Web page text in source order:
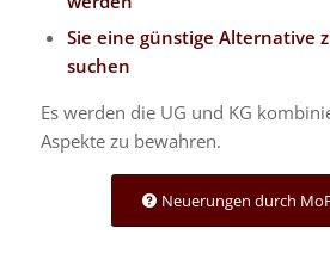
Sie eine günstige Alternative
suchen
Es werden die UG und KG
Aspekte zu bewahren.
Neuerungen durch